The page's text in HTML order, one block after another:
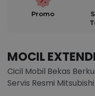
Promo
MOCIL
Cicil Mobil Bekas
Servis Resmi